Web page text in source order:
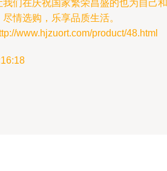
们在庆祝国家繁荣昌盛的也为自己和
情选购，乐享品质生活。
www.hjzuort.com/product/48.html